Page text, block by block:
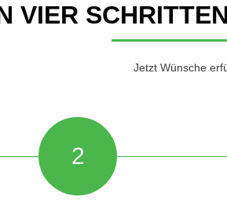
VIER
Jetzt Wünsche
2